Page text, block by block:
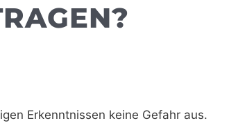
Erkenntnissen keine Gefahr aus.